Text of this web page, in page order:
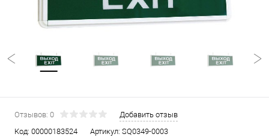
Отзывов: 0
Добавить отзыв
Код: 00000183524 Артикул: SQ0349-0003